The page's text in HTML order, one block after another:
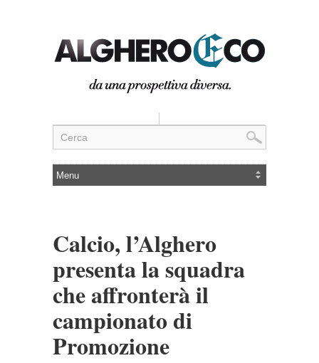
Calcio, l’Alghero
presenta la squadra
che affronterà il
campionato di
Promozione